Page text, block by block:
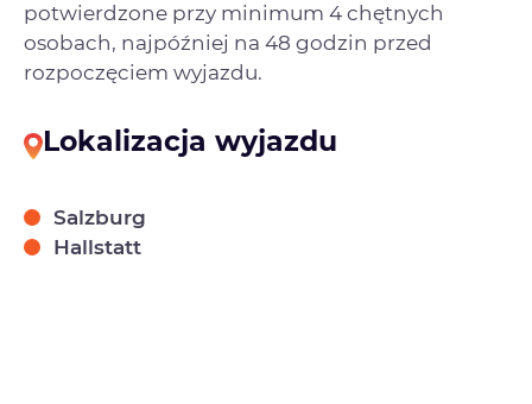
potwierdzone przy minimum 4 chętnych
osobach, najpóźniej na 48 godzin przed
rozpoczęciem wyjazdu.
Lokalizacja wyjazdu
Salzburg
Hallstatt